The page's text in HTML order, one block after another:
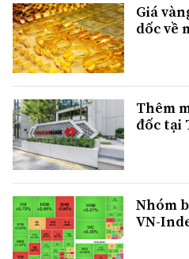
Giá
dốc về
Thêm
đốc tại
Nhóm
VN-